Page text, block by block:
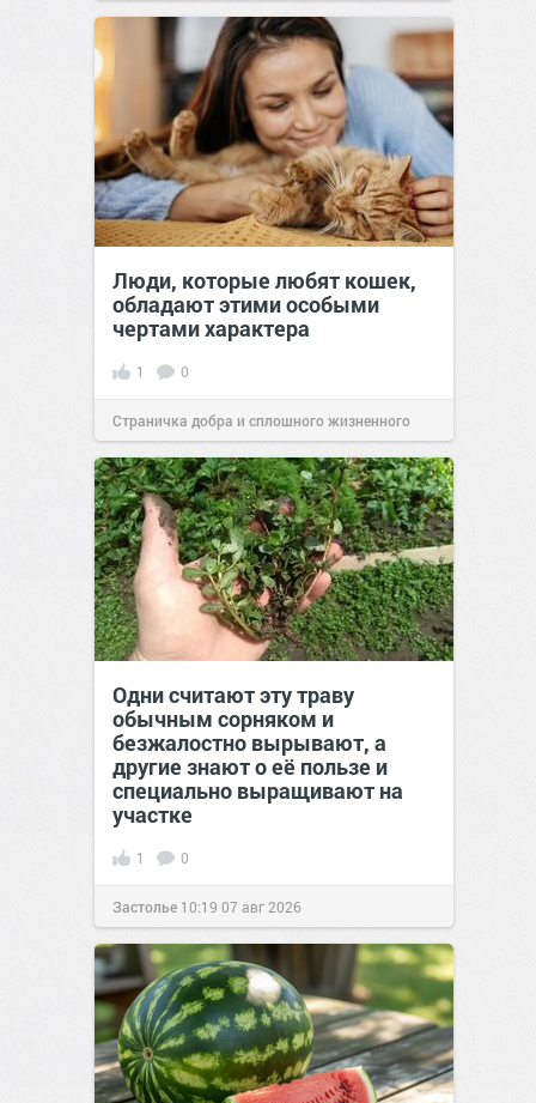
Люди, которые любят кошек,
обладают этими особыми
чертами характера
1 0
Страничка добра и сплошного жизненного
позитива!10:3807 авг 2026
Одни считают эту траву
обычным сорняком и
безжалостно вырывают, а
другие знают о её пользе и
специально выращивают на
участке
1 0
Застолье 10:19 07 авг 2026